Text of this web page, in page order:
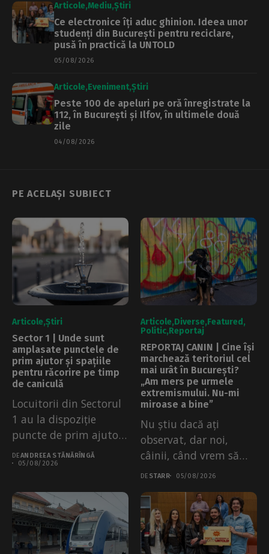
Articole Mediu Știri
Ce electronice îți aduc ghinion. Ideea unor
studenți din București pentru reciclare,
pusă în practică la UNTOLD
05/08/2026
Articole Eveniment Știri
Peste 100 de apeluri pe oră înregistrate la
112, în București și Ilfov, în ultimele două
zile
04/08/2026
PE ACELAȘI SUBIECT
Articole Știri
Sector 1 | Unde sunt
amplasate punctele de
prim ajutor și spațiile
pentru răcorire pe timp
de caniculă
Locuitorii din Sectorul
1 au la dispoziție
puncte de prim ajutor,
apă...
DEANDREEA STĂNĂRÎNGĂ
05/08/2026
Articole Diverse Featured
Politic Reportaj
REPORTAJ CANIN | Cine își
marchează teritoriul cel
mai urât în București?
„Am mers pe urmele
extremismului. Nu-mi
miroase a bine”
Nu știu dacă ați
observat, dar noi,
câinii, când vrem să
lăsăm...
DE STARR 05/08/2026